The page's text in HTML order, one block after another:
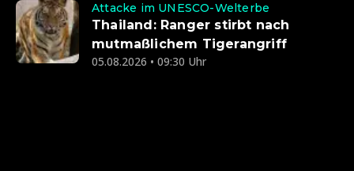
Attacke im UNESCO-Welterbe
Thailand: Ranger stirbt nach
mutmaßlichem Tigerangriff
05.08.2026 • 09:30 Uhr